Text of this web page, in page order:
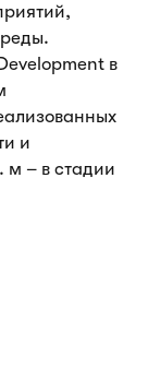
в
и
м – в стадии